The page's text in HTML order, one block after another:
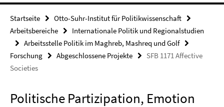
Startseite
Otto-Suhr-Institut für Politikwissenschaft
Arbeitsbereiche
Internationale Politik und Regionalstudien
Arbeitsstelle Politik im Maghreb, Mashreq und Golf
Forschung
Abgeschlossene Projekte
SFB 1171 Affective
Societies
Politische Partizipation, Emotion